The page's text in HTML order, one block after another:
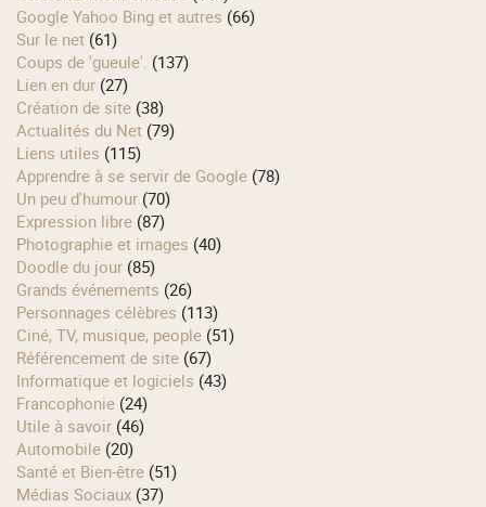
Google Yahoo Bing et autres (66)
Sur le net (61)
Coups de 'gueule'. (137)
Lien en dur (27)
Création de site (38)
Actualités du Net (79)
Liens utiles (115)
Apprendre à se servir de Google (78)
Un peu d'humour (70)
Expression libre (87)
Photographie et images (40)
Doodle du jour (85)
Grands événements (26)
Personnages célèbres (113)
Ciné, TV, musique, people (51)
Référencement de site (67)
Informatique et logiciels (43)
Francophonie (24)
Utile à savoir (46)
Automobile (20)
Santé et Bien-être (51)
Médias Sociaux (37)